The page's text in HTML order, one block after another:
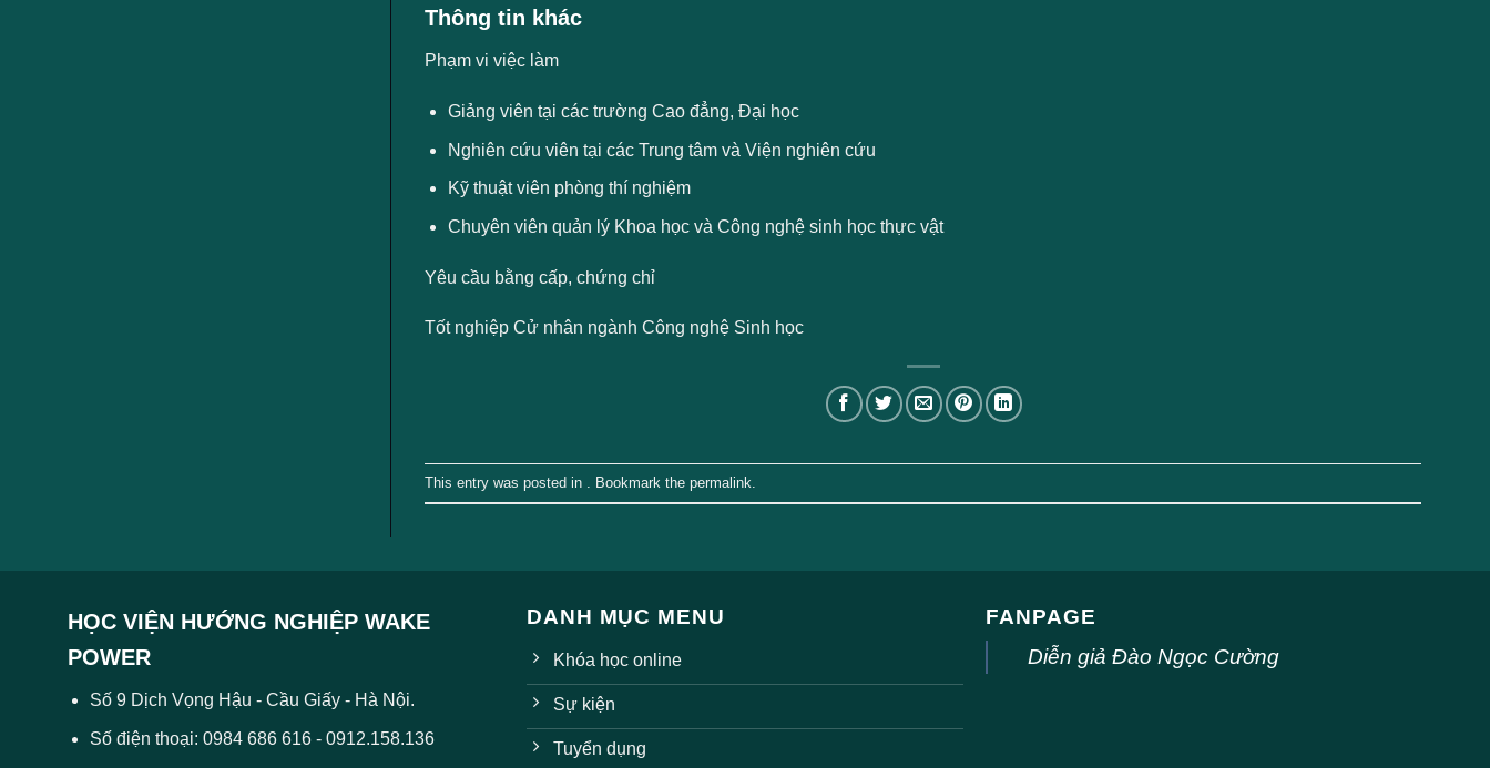
Thông tin khác
Phạm vi việc làm
Giảng viên tại các trường Cao đẳng, Đại học
Nghiên cứu viên tại các Trung tâm và Viện nghiên cứu
Kỹ thuật viên phòng thí nghiệm
Chuyên viên quản lý Khoa học và Công nghệ sinh học thực vật
Yêu cầu bằng cấp, chứng chỉ
Tốt nghiệp Cử nhân ngành Công nghệ Sinh học
This entry was posted in . Bookmark the permalink
HỌC VIỆN HƯỚNG NGHIỆP WAKE
POWER
Số 9 Dịch Vọng Hậu - Cầu Giấy - Hà Nội.
Số điện thoại: 0984 686 616 - 0912.158.136
DANH MỤC MENU
Khóa học online
Sự kiện
Tuyển dụng
FANPAGE
Diễn giả Đào Ngọc Cường